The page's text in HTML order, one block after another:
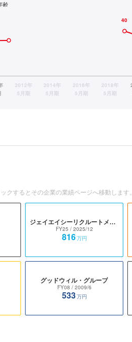
齢
クするとその企業の業績ページへ移動します。
ジェイエイシーリクルートメント
FY25 / 2025/12
816万円
グッドウィル・グループ
FY08 / 2009/6
533万円